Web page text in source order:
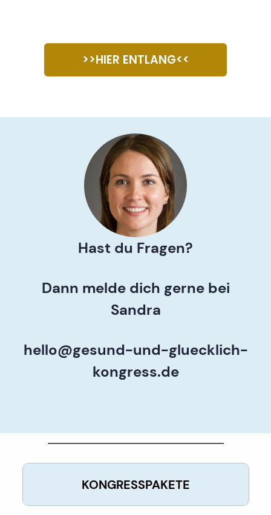
>>HIER ENTLANG<<
Hast du Fragen?
Dann melde dich gerne bei
Sandra
hello@gesund-und-gluecklich-
kongress.de
KONGRESSPAKETE